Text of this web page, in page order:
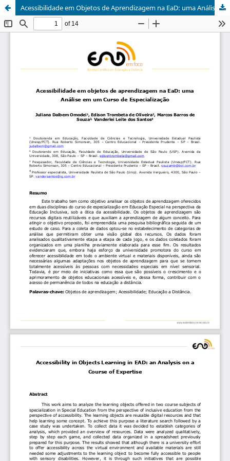
Acessibilidade em Objetos de Aprendizagem na EaD: uma Análise em um Curso de Especialização